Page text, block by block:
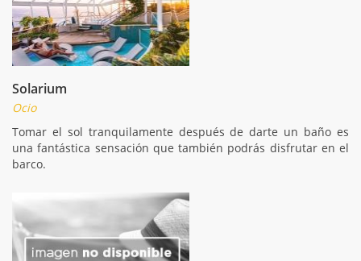
Solarium
Ocio
Tomar el sol tranquilamente después de darte un baño es
una fantástica sensación que también podrás disfrutar en el
barco.